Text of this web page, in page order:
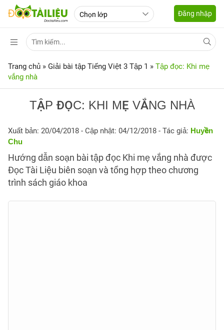
Đăng nhập
Trang chủ » Giải bài tập Tiếng Việt 3 Tập 1 » Tập đọc: Khi mẹ
vắng nhà
TẬP ĐỌC: KHI MẸ VẮNG NHÀ
Xuất bản: 20/04/2018 - Cập nhật: 04/12/2018 - Tác giả: Huyền
Chu
Hướng dẫn soạn bài tập đọc Khi mẹ vắng nhà được
Đọc Tài Liệu biên soạn và tổng hợp theo chương
trình sách giáo khoa